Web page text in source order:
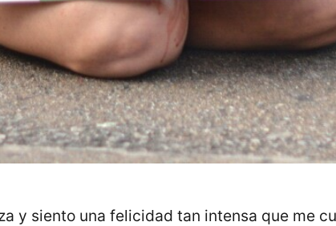
y siento una felicidad tan intensa que me